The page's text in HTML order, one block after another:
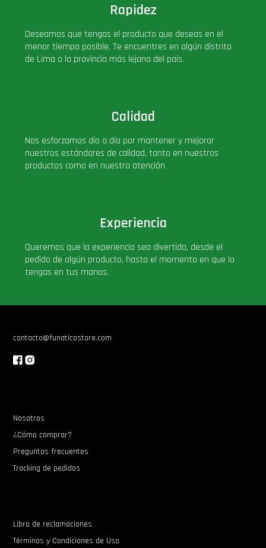
PLUS!
Plush
Pop Rides
PRÓXIMAMENTE
Rapidez
Deseamos que tengas el producto que deseas en el
menor tiempo posible. Te encuentres en algún distrito
de Lima o la provincia más lejana del país.
Calidad
Nos esforzamos día a día por mantener y mejorar
nuestros estándares de calidad, tanto en nuestros
productos como en nuestra atención
Experiencia
Queremos que la experiencia sea divertida, desde el
pedido de algún producto, hasta el momento en que lo
tengas en tus manos.
contacto@funaticostore.com
Nosotros
¿Cómo comprar?
Preguntas frecuentes
Tracking de pedidos
Libro de reclamaciones
Términos y Condiciones de Uso